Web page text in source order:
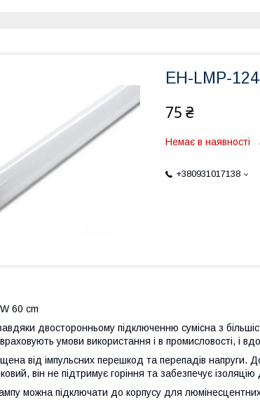
EH-LMP-
75 ₴
Немає в наявності
+380931017138
60 cm
двосторонньому підключенню сумісна з
умови використання і в промисловості, і
від імпульсних перешкод та перепадів напруги.
він не підтримує горіння та забезпечує
можна підключати до корпусу для